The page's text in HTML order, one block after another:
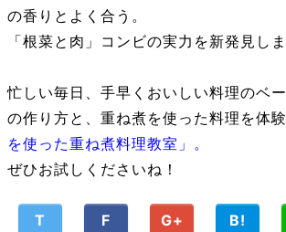
の香りとよく合う。
「根菜と肉」コンビの実力を新発見しま
忙しい毎日、手早くおいしい料理のベ
の作り方と、重ね煮を使った料理を体
を使った重ね煮料理教室」。
ぜひお試しくださいね！
T F G+ B!